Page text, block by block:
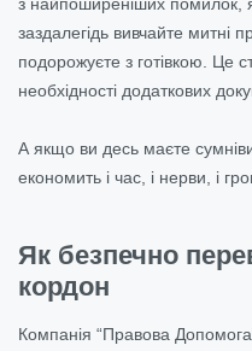
заздалегідь вивчайте митні
подорожуєте з готівкою. Це
необхідності додаткових
А якщо ви десь маєте
економить і час, і нерви, і
Як безпечно
кордон
Компанія “Правова